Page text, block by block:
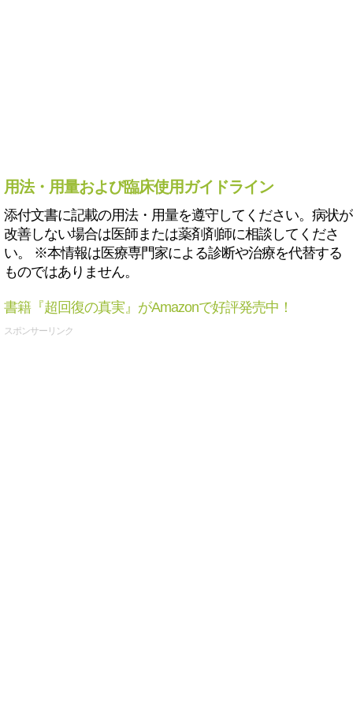
用法・用量および臨床使用ガイドライン
添付文書に記載の用法・用量を遵守してください。病状が
改善しない場合は医師または薬剤剤師に相談してくださ
い。 ※本情報は医療専門家による診断や治療を代替する
ものではありません。
書籍『超回復の真実』がAmazonで好評発売中！
スポンサーリンク